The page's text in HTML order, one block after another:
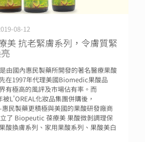
08-12
美 抗老緊膚系列，令膚質緊
由國內惠民製藥所開發的著名醫療果酸
在1997年代理美國Biomedic果酸品
有極高的風評及市場佔有率。而
L'OREAL化妝品集團併購後，
民製藥更積極與美國的果酸研發廠商
了 Biopeutic 葆療美 果酸微剝調理保
酸換膚系列、家用果酸系列、果酸美白